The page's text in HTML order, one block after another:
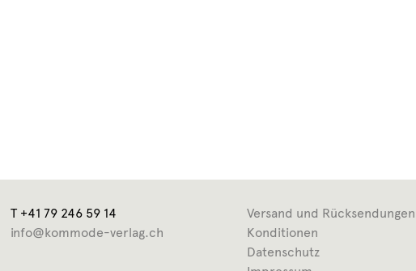
T +41 79 246 59 14
info@kommode-verlag.ch
Versand und Rücksendungen
Konditionen
Datenschutz